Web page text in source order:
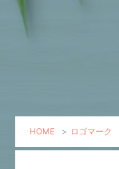
HOME > ロゴマーク